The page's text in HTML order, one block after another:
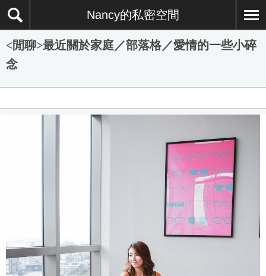
Nancy的私密空間
<閒聊>最近關於家庭／部落格／愛情的一些小碎
念